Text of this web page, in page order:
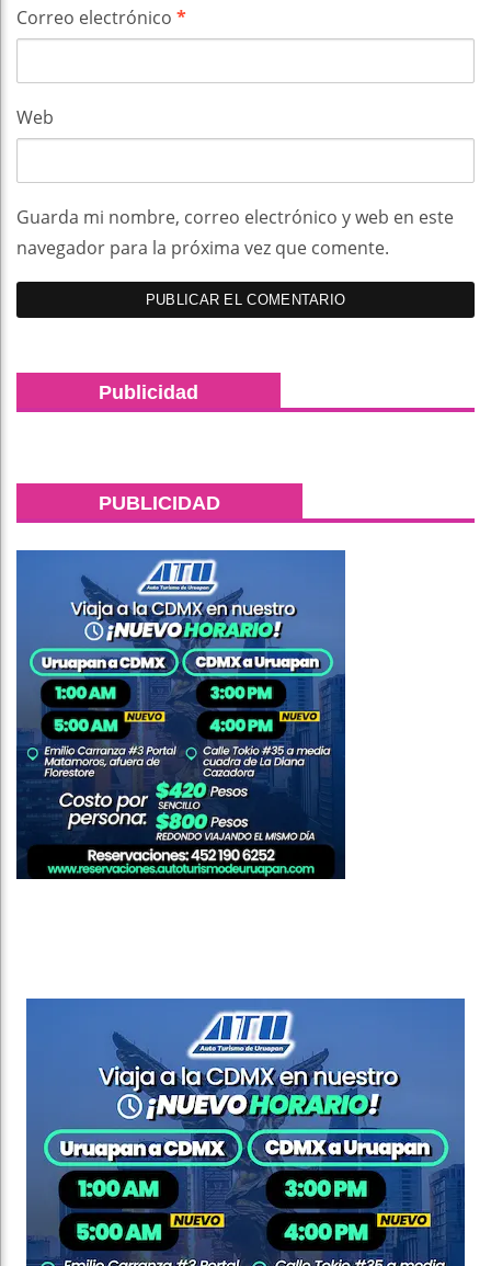
Correo electrónico *
Web
Guarda mi nombre, correo electrónico y web en este
navegador para la próxima vez que comente.
Publicidad
PUBLICIDAD